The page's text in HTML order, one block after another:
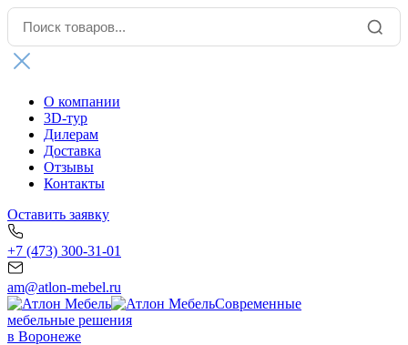
О компании
3D-тур
Дилерам
Доставка
Отзывы
Контакты
Оставить заявку
+7 (473) 300-31-01
am@atlon-mebel.ru
Современные
мебельные решения
в Воронеже